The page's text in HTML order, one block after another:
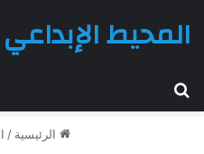
المحيط الإبداعي
الرئيسية /